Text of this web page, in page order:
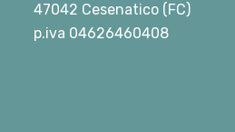
47042 Cesenatico (FC)
p.iva 04626460408